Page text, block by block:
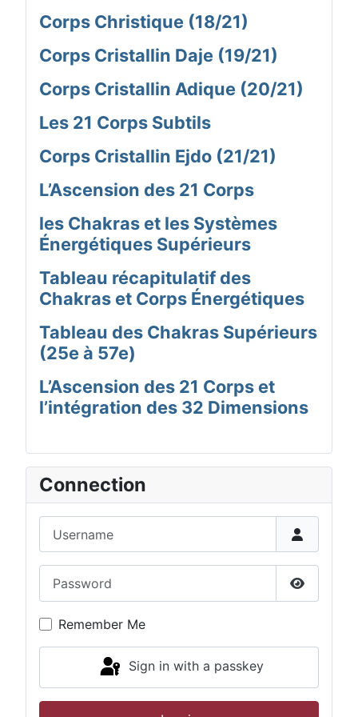
Corps Christique (18/21)
Corps Cristallin Daje (19/21)
Corps Cristallin Adique (20/21)
Les 21 Corps Subtils
Corps Cristallin Ejdo (21/21)
L’Ascension des 21 Corps
les Chakras et les Systèmes
Énergétiques Supérieurs
Tableau récapitulatif des
Chakras et Corps Énergétiques
Tableau des Chakras Supérieurs
(25e à 57e)
L’Ascension des 21 Corps et
l’intégration des 32 Dimensions
Connection
Show
Remember Me
Sign in with a passkey